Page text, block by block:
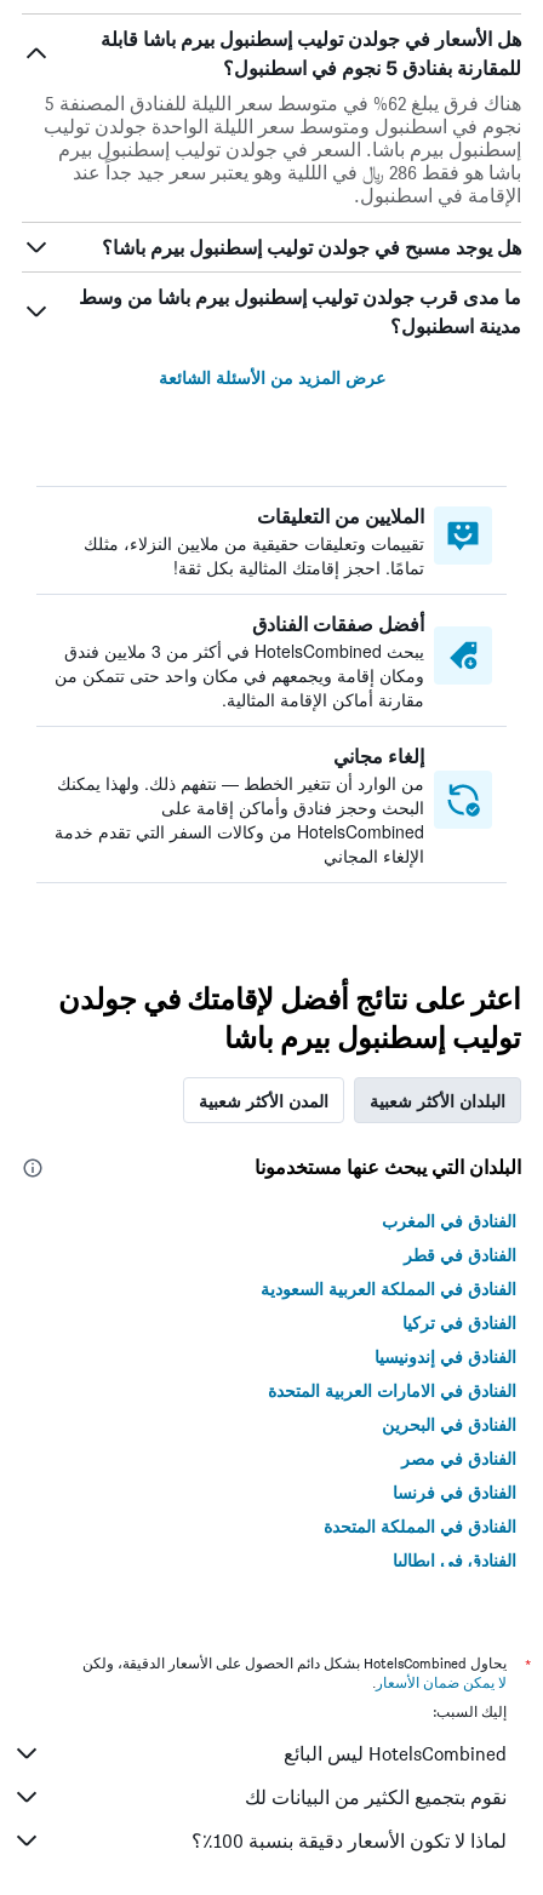
هل الأسعار في جولدن توليب إسطنبول بيرم باشا قابلة
للمقارنة بفنادق 5 نجوم في اسطنبول؟
هناك فرق يبلغ 62% في متوسط ​​سعر الليلة للفنادق المصنفة 5
نجوم في اسطنبول ومتوسط ​​سعر الليلة الواحدة جولدن توليب
إسطنبول بيرم باشا. السعر في جولدن توليب إسطنبول بيرم
باشا هو فقط 286 ﷼ في الللية وهو يعتبر سعر جيد جداً عند
الإقامة في اسطنبول.
هل يوجد مسبح في جولدن توليب إسطنبول بيرم باشا؟
ما مدى قرب جولدن توليب إسطنبول بيرم باشا من وسط
مدينة اسطنبول؟
عرض المزيد من الأسئلة الشائعة
الملايين من التعليقات
تقييمات وتعليقات حقيقية من ملايين النزلاء، مثلك
تمامًا. احجز إقامتك المثالية بكل ثقة!
أفضل صفقات الفنادق
يبحث HotelsCombined في أكثر من 3 ملايين فندق
ومكان إقامة ويجمعهم في مكان واحد حتى تتمكن من
مقارنة أماكن الإقامة المثالية.
إلغاء مجاني
من الوارد أن تتغير الخطط — نتفهم ذلك. ولهذا يمكنك
البحث وحجز فنادق وأماكن إقامة على
HotelsCombined من وكالات السفر التي تقدم خدمة
الإلغاء المجاني
اعثر على نتائج أفضل لإقامتك في جولدن
توليب إسطنبول بيرم باشا
البلدان الأكثر شعبية المدن الأكثر شعبية
البلدان التي يبحث عنها مستخدمونا
الفنادق في المغرب
الفنادق في قطر
الفنادق في المملكة العربية السعودية
الفنادق في تركيا
الفنادق في إندونيسيا
الفنادق في الامارات العربية المتحدة
الفنادق في البحرين
الفنادق في مصر
الفنادق في فرنسا
الفنادق في المملكة المتحدة
الفنادق في إيطاليا
*
يحاول HotelsCombined بشكل دائم الحصول على الأسعار الدقيقة، ولكن
لا يمكن ضمان الأسعار .
إليك السبب:
HotelsCombined ليس البائع
نقوم بتجميع الكثير من البيانات لك
لماذا لا تكون الأسعار دقيقة بنسبة 100٪؟